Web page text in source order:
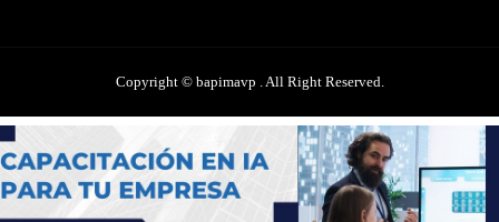
Copyright © bapimavp . All Right Reserved.